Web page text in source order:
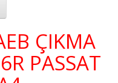
ÇIKMA
PASSAT